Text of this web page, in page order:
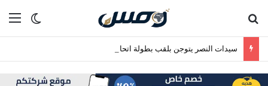
الوضع
سيدات النصر يتوجن بلقب بطولة اتحاد غرب آسيا